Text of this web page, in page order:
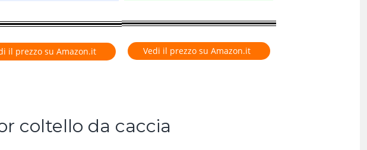
il prezzo su Amazon.it Vedi il prezzo su Amazon.it
coltello da caccia